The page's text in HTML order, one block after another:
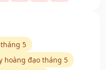
5
hoàng đạo tháng 5